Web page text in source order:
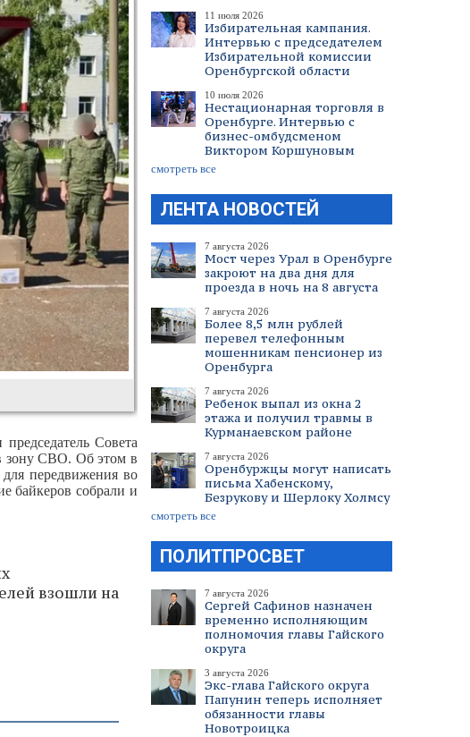
11 июля 2026
Избирательная кампания.
Интервью с председателем
Избирательной комиссии
Оренбургской области
10 июля 2026
Нестационарная торговля в
Оренбурге. Интервью с
бизнес-омбудсменом
Виктором Коршуновым
смотреть все
ЛЕНТА НОВОСТЕЙ
7 августа 2026
Мост через Урал в Оренбурге
закроют на два дня для
проезда в ночь на 8 августа
7 августа 2026
Более 8,5 млн рублей
перевел телефонным
мошенникам пенсионер из
Оренбурга
7 августа 2026
Ребенок выпал из окна 2
этажа и получил травмы в
Курманаевском районе
7 августа 2026
Оренбуржцы могут написать
письма Хабенскому,
Безрукову и Шерлоку Холмсу
смотреть все
ПОЛИТПРОСВЕТ
7 августа 2026
Сергей Сафинов назначен
временно исполняющим
полномочия главы Гайского
округа
3 августа 2026
Экс-глава Гайского округа
Папунин теперь исполняет
обязанности главы
Новотроицка
Совета
зону СВО. Об этом в
передвижения во
байкеров собрали и
взошли на